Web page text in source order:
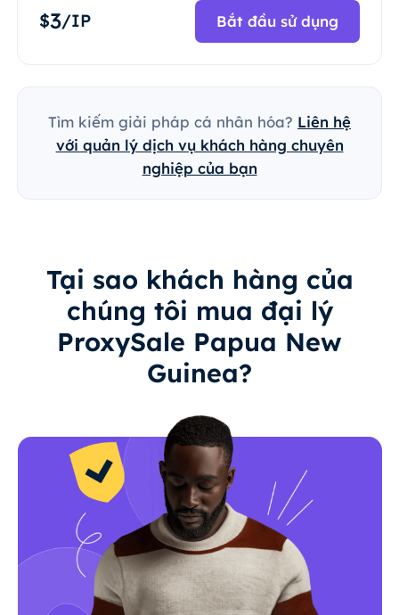
$3/IP Bắt đầu sử dụng
Tìm kiếm giải pháp cá nhân hóa? Liên hệ
với quản lý dịch vụ khách hàng chuyên
nghiệp của bạn
Tại sao khách hàng của
chúng tôi mua đại lý
ProxySale Papua New
Guinea?